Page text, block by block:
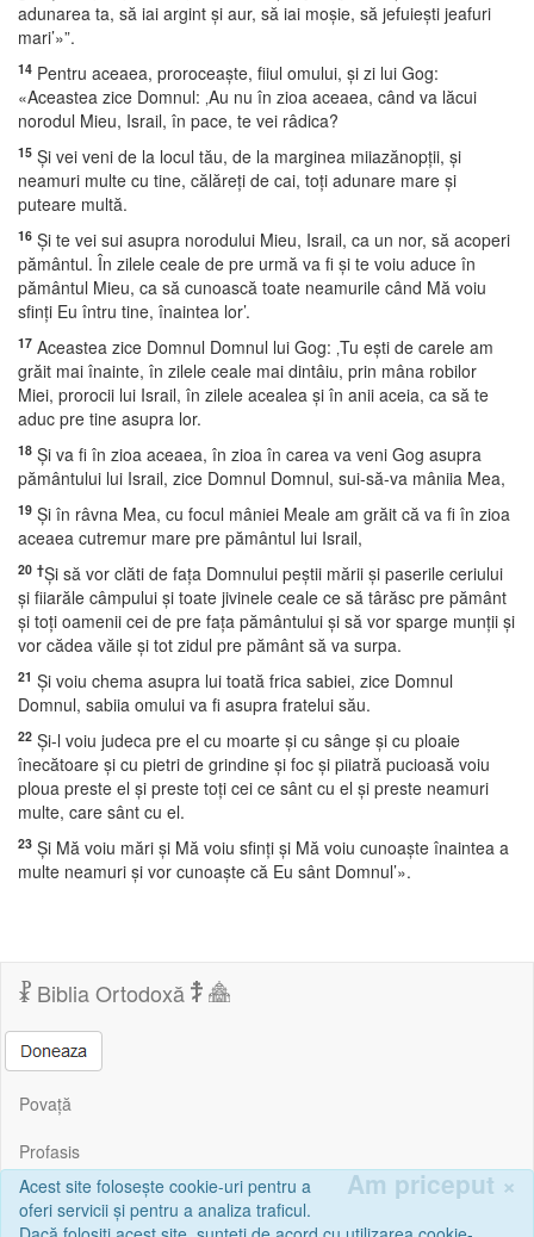
adunarea ta, să iai argint şi aur, să iai moşie, să jefuieşti jeafuri
mari’»”.
14 Pentru aceaea, proroceaşte, fiiul omului, şi zi lui Gog:
«Aceastea zice Domnul: ‚Au nu în zioa aceaea, când va lăcui
norodul Mieu, Israil, în pace, te vei râdica?
15 Şi vei veni de la locul tău, de la marginea miiazănopţii, şi
neamuri multe cu tine, călăreţi de cai, toţi adunare mare şi
puteare multă.
16 Şi te vei sui asupra norodului Mieu, Israil, ca un nor, să acoperi
pământul. În zilele ceale de pre urmă va fi şi te voiu aduce în
pământul Mieu, ca să cunoască toate neamurile când Mă voiu
sfinţi Eu întru tine, înaintea lor’.
17 Aceastea zice Domnul Domnul lui Gog: ‚Tu eşti de carele am
grăit mai înainte, în zilele ceale mai dintâiu, prin mâna robilor
Miei, prorocii lui Israil, în zilele acealea şi în anii aceia, ca să te
aduc pre tine asupra lor.
18 Şi va fi în zioa aceaea, în zioa în carea va veni Gog asupra
pământului lui Israil, zice Domnul Domnul, sui-să-va mâniia Mea,
19 Şi în râvna Mea, cu focul mâniei Meale am grăit că va fi în zioa
aceaea cutremur mare pre pământul lui Israil,
20 †Şi să vor clăti de faţa Domnului peştii mării şi paserile ceriului
şi fiiarăle câmpului şi toate jivinele ceale ce să târăsc pre pământ
şi toţi oamenii cei de pre faţa pământului şi să vor sparge munţii şi
vor cădea văile şi tot zidul pre pământ să va surpa.
21 Şi voiu chema asupra lui toată frica sabiei, zice Domnul
Domnul, sabiia omului va fi asupra fratelui său.
22 Şi-l voiu judeca pre el cu moarte şi cu sânge şi cu ploaie
înecătoare şi cu pietri de grindine şi foc şi piiatră pucioasă voiu
ploua preste el şi preste toţi cei ce sânt cu el şi preste neamuri
multe, care sânt cu el.
23 Şi Mă voiu mări şi Mă voiu sfinţi şi Mă voiu cunoaşte înaintea a
multe neamuri şi vor cunoaşte că Eu sânt Domnul’».
Biblia Ortodoxă
Povață
Profasis
Corespondență
Am priceput ×
Acest site folosește cookie-uri pentru a
oferi servicii și pentru a analiza traficul.